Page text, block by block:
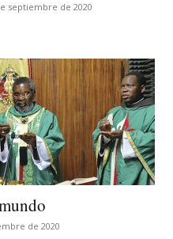
septiembre de 2020
de 2020